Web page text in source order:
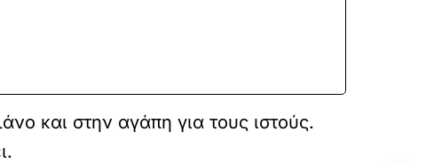
και στην αγάπη για τους ιστούς.